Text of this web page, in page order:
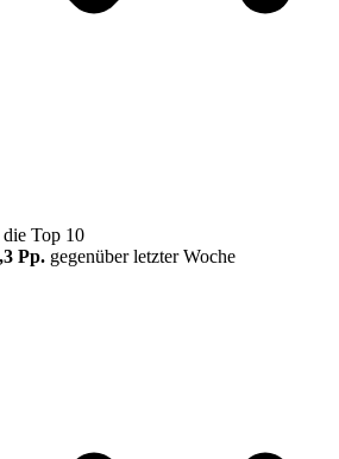
Top 10
Pp. gegenüber letzter Woche